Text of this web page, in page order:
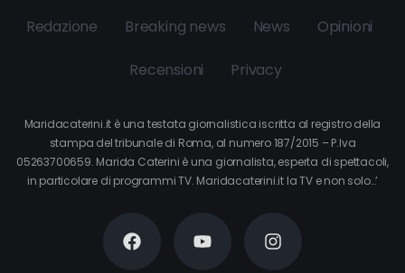
Redazione Breaking news News Opinioni
Recensioni Privacy
Maridacaterini.it è una testata giornalistica iscritta al registro della
stampa del tribunale di Roma, al numero 187/2015 – P.Iva
05263700659. Marida Caterini è una giornalista, esperta di spettacoli,
in particolare di programmi TV. Maridacaterini.it la TV e non solo…’